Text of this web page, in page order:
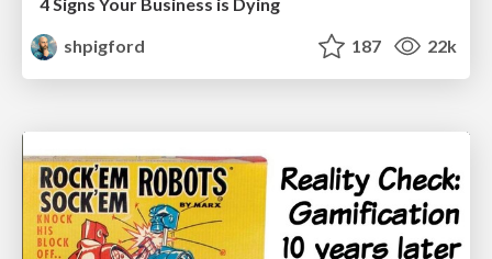
shpigford
187 22k